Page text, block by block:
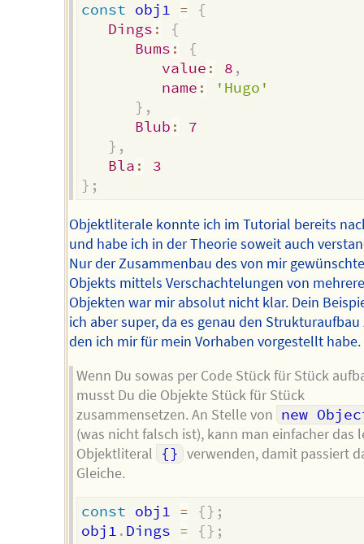
const obj1 =
{
Dings :
{
Bums :
{
value : 8 ,
name :
'Hugo'
} ,
Blub :
7
} ,
Bla :
3
} ;
Objektliterale konnte ich im Tutorial bereits
und habe ich in der Theorie soweit auch
Nur der Zusammenbau des von mir
Objekts mittels Verschachtelungen von
Objekten war mir absolut nicht klar. Dein
ich aber super, da es genau den Strukturaufbau
den ich mir für mein Vorhaben vorgestellt habe.
Wenn Du sowas per Code Stück für Stück
musst Du die Objekte Stück für Stück
zusammensetzen. An Stelle von new
(was nicht falsch ist), kann man einfacher das
Objektliteral {} verwenden, damit passiert
Gleiche.
const obj1 = {} ;
obj1 . Dings = {} ;